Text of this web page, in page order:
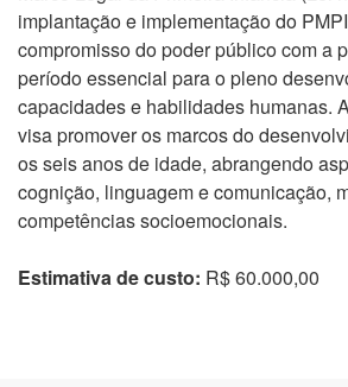
implantação e implementação do
compromisso do poder público com a
período essencial para o pleno
capacidades e habilidades humanas.
visa promover os marcos do
os seis anos de idade, abrangendo
cognição, linguagem e comunicação,
competências socioemocionais.
Estimativa de custo: R$ 60.000,00